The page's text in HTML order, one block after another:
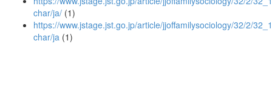
char/ja/ (1)
https://www.jstage.jst.go.jp/article/jjoffamilysociology/32/2/
char/ja (1)